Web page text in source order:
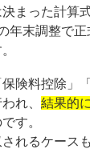
まった計算
年末調整で
険料控除」
れ、 結果的
す。
されるケース